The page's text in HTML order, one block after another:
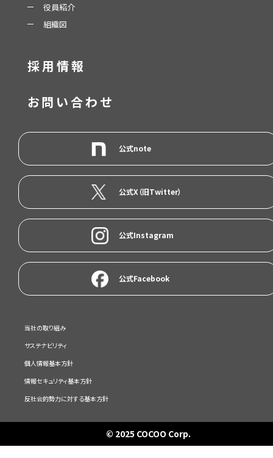
役員紹介
組織図
採用情報
お問い合わせ
公式note
公式X（旧Twitter）
公式Instagram
公式Facebook
当社の取り組み
サステナビリティ
個人情報基本方針
情報セキュリティ基本方針
反社会的勢力に対する基本方針
© 2025 COCOO Corp.